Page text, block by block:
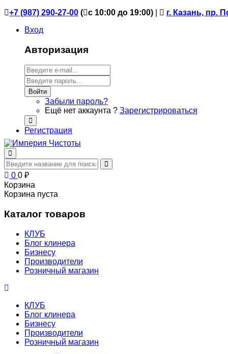
+7 (987) 290-27-00 ( с 10:00 до 19:00)
г. Казань, пр.
Вход
Авторизация
Войти
Забыли пароль?
Ещё нет аккаунта ? Зарегистрироваться
Регистрация
0 0 ₽
Корзина
Корзина пуста
Каталог товаров
КЛУБ
Блог клинера
Бизнесу
Производители
Розничный магазин
КЛУБ
Блог клинера
Бизнесу
Производители
Розничный магазин